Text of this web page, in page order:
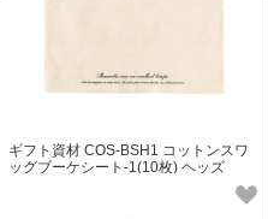
ギフト資材 COS-BSH1 コットンスワ
ッグブーケシート-1(10枚) ヘッズ